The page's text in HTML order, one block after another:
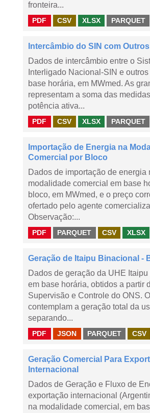
fronteira...
PDF CSV XLSX PARQUET
Intercâmbio do SIN com
Dados de intercâmbio entre o
Interligado Nacional-SIN e
base horária, em MWmed. As
representam a soma das
potência ativa...
PDF CSV XLSX PARQUET
Importação de Energia na
Comercial por Bloco
Dados de importação de energia
modalidade comercial em base
bloco, em MWmed, e o preço
ofertado pelo agente
Observação:...
PDF PARQUET CSV XLSX
Geração de Itaipu Binacional -
Dados de geração da UHE Itaipu
em base horária, obtidos a partir
Supervisão e Controle do ONS.
contemplam a geração total da
separando...
PDF JSON PARQUET CSV
Geração Comercial Para
Internacional
Dados de Geração e Fluxo de
exportação internacional
na modalidade comercial, em